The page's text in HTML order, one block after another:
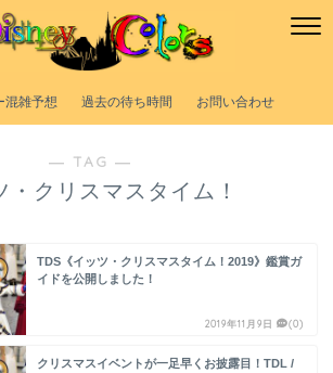
混雑予想 過去の待ち時間 お問い合わせ
― TAG ―
・クリスマスタイム！
TDS《イッツ・クリスマスタイム！2019》鑑賞ガ
イドを公開しました！
2019年11月9日 (0)
クリスマスイベントが一足早くお披露目！TDL /